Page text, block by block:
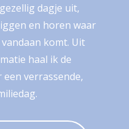
dagje uit,
en horen waar
komt. Uit
haal ik de
verrassende,